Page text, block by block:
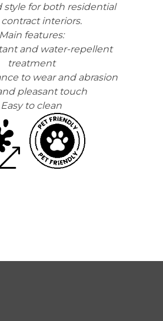
style for both residential
interiors.
Main features:
and water-repellent
treatment
to wear and abrasion
pleasant touch
Easy to clean